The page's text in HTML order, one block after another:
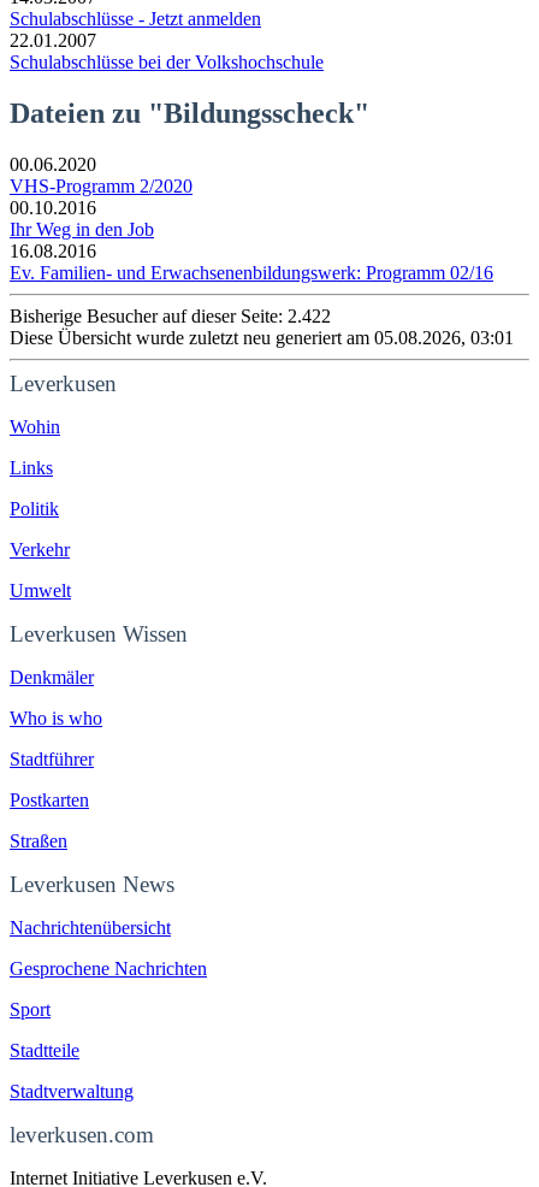
Schulabschlüsse - Jetzt anmelden
22.01.2007
Schulabschlüsse bei der Volkshochschule
Dateien zu "Bildungsscheck"
00.06.2020
VHS-Programm 2/2020
00.10.2016
Ihr Weg in den Job
16.08.2016
Ev. Familien- und Erwachsenenbildungswerk: Programm 02/16
Bisherige Besucher auf dieser Seite: 2.422
Diese Übersicht wurde zuletzt neu generiert am 05.08.2026, 03:01
Leverkusen
Wohin
Links
Politik
Verkehr
Umwelt
Leverkusen Wissen
Denkmäler
Who is who
Stadtführer
Postkarten
Straßen
Leverkusen News
Nachrichtenübersicht
Gesprochene Nachrichten
Sport
Stadtteile
Stadtverwaltung
leverkusen.com
Internet Initiative Leverkusen e.V.